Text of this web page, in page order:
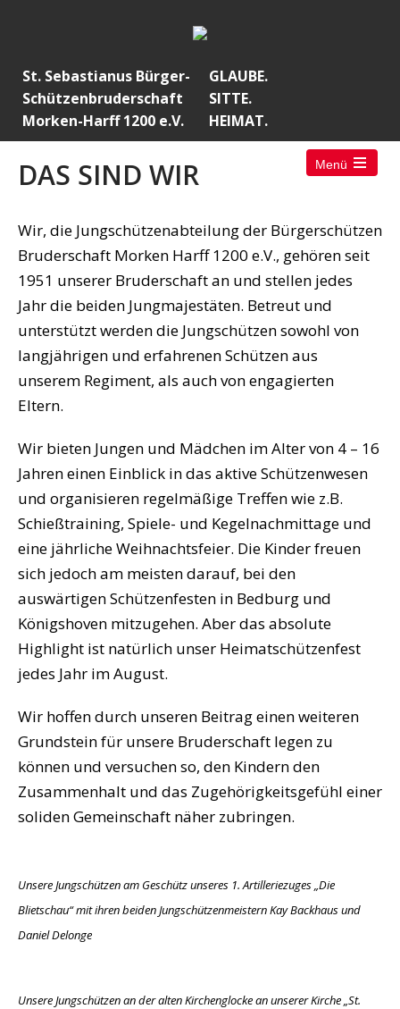
St. Sebastianus Bürger-
Schützenbruderschaft
Morken-Harff 1200 e.V.
GLAUBE.
SITTE.
HEIMAT.
Menü
Open
DAS SIND WIR
Wir, die Jungschützenabteilung der Bürgerschützen
Bruderschaft Morken Harff 1200 e.V., gehören seit
1951 unserer Bruderschaft an und stellen jedes
Jahr die beiden Jungmajestäten. Betreut und
unterstützt werden die Jungschützen sowohl von
langjährigen und erfahrenen Schützen aus
unserem Regiment, als auch von engagierten
Eltern.
Wir bieten Jungen und Mädchen im Alter von 4 – 16
Jahren einen Einblick in das aktive Schützenwesen
und organisieren regelmäßige Treffen wie z.B.
Schießtraining, Spiele- und Kegelnachmittage und
eine jährliche Weihnachtsfeier. Die Kinder freuen
sich jedoch am meisten darauf, bei den
auswärtigen Schützenfesten in Bedburg und
Königshoven mitzugehen. Aber das absolute
Highlight ist natürlich unser Heimatschützenfest
jedes Jahr im August.
Wir hoffen durch unseren Beitrag einen weiteren
Grundstein für unsere Bruderschaft legen zu
können und versuchen so, den Kindern den
Zusammenhalt und das Zugehörigkeitsgefühl einer
soliden Gemeinschaft näher zubringen.
Unsere Jungschützen am Geschütz unseres 1. Artilleriezuges „Die
Blietschau“ mit ihren beiden Jungschützenmeistern Kay Backhaus und
Daniel Delonge
Unsere Jungschützen an der alten Kirchenglocke an unserer Kirche „St.